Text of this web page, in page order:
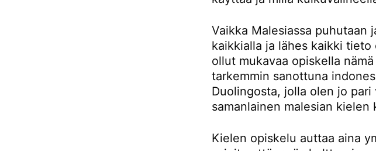
Vaikka Malesiassa puhutaan
kaikkialla ja lähes kaikki
ollut mukavaa opiskella
tarkemmin sanottuna
Duolingosta, jolla olen jo
samanlainen malesian kielen
Kielen opiskelu auttaa aina